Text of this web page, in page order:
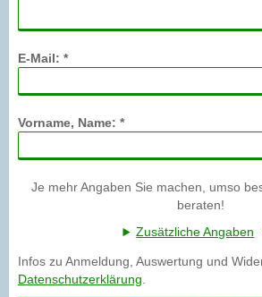
E-Mail: *
Vorname, Name: *
Je mehr Angaben Sie machen, umso
beraten!
Zusätzliche Angaben
Infos zu Anmeldung, Auswertung und
Datenschutzerklärung